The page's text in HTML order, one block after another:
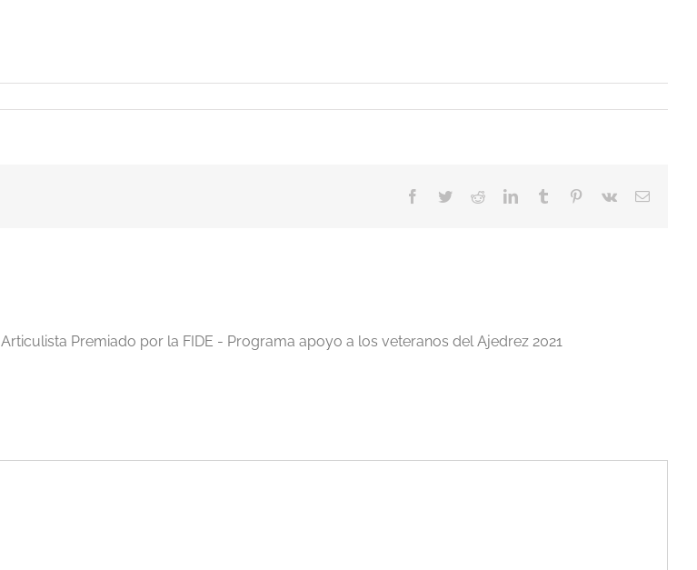
Facebook
TwitterRedditLinkedInTumblr Pinterest
Vk
Correo
Premiado por la FIDE - Programa apoyo a los veteranos del Ajedrez 2021